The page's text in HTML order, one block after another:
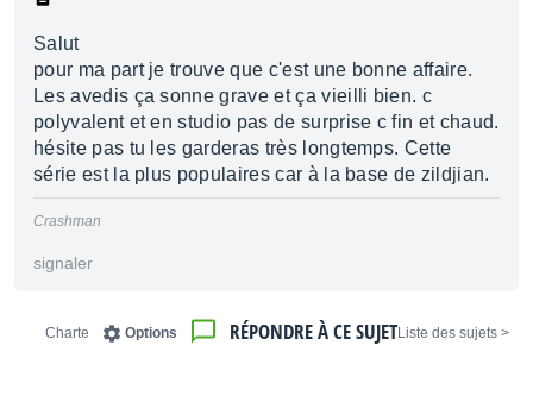
Salut
pour ma part je trouve que c'est une bonne affaire.
Les avedis ça sonne grave et ça vieilli bien. c
polyvalent et en studio pas de surprise c fin et chaud.
hésite pas tu les garderas très longtemps. Cette
série est la plus populaires car à la base de zildjian.
Crashman
signaler
< Liste des sujets
RÉPONDRE À CE SUJET
Options
Charte